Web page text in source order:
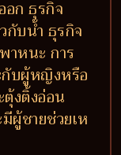
อก ธุรกิจ
กับน้ำ ธุรกิจ
าหนะ การ
บผู้หญิงหรือ
งติ้งอ่อน
ผู้ชายช่วยเห